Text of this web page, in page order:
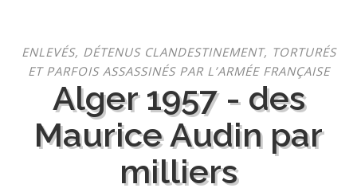
contenu
ENLEVÉS, DÉTENUS CLANDESTINEMENT, TORTURÉS
ET PARFOIS ASSASSINÉS PAR L’ARMÉE FRANÇAISE
Alger 1957 - des
Maurice Audin par
milliers